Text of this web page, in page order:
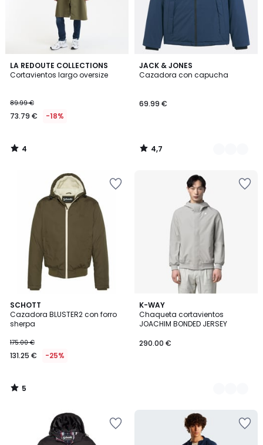
LA REDOUTE COLLECTIONS
Cortavientos largo oversize
89.99 €
73.79 € -18%
4
/
4
/
JACK & JONES
Cazadora con capucha
69.99 €
4,7
/ 5
2
Colores
4,7
/
SCHOTT
Cazadora BLUSTER2 con forro
sherpa
175.00 €
131.25 € -25%
5
/
5
5
/
K-WAY
Chaqueta cortavientos
JOACHIM BONDED JERSEY
290.00 €
3
Colores